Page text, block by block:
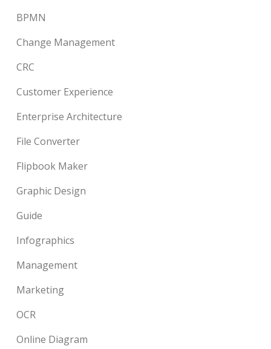
BPMN
Change Management
CRC
Customer Experience
Enterprise Architecture
File Converter
Flipbook Maker
Graphic Design
Guide
Infographics
Management
Marketing
OCR
Online Diagram